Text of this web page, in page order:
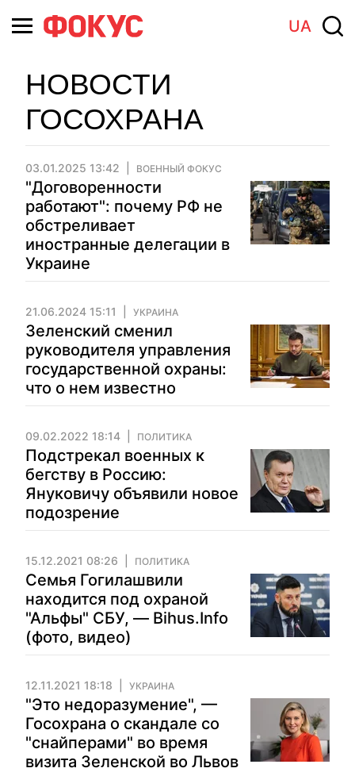
UA
НОВОСТИ
ГОСОХРАНА
03.01.2025 13:42 ВОЕННЫЙ ФОКУС
"Договоренности
работают": почему РФ не
обстреливает
иностранные делегации в
Украине
21.06.2024 15:11 УКРАИНА
Зеленский сменил
руководителя управления
государственной охраны:
что о нем известно
09.02.2022 18:14 ПОЛИТИКА
Подстрекал военных к
бегству в Россию:
Януковичу объявили новое
подозрение
15.12.2021 08:26 ПОЛИТИКА
Семья Гогилашвили
находится под охраной
"Альфы" СБУ, — Bihus.Info
(фото, видео)
12.11.2021 18:18 УКРАИНА
"Это недоразумение", —
Госохрана о скандале со
"снайперами" во время
визита Зеленской во Львов